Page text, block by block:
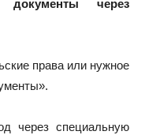
документы через
права или нужное
через специальную